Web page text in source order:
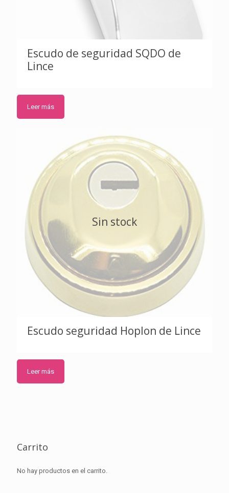
Escudo de seguridad SQDO de
Lince
Leer más
Sin stock
Escudo seguridad Hoplon de Lince
Leer más
Carrito
No hay productos en el carrito.